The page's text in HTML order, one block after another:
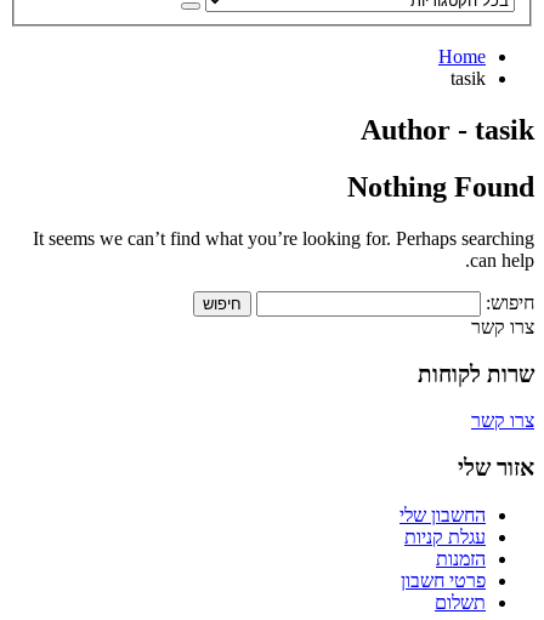
Home
tasik
Author - tasik
Nothing Found
It seems we can’t find what you’re looking for. Perhaps searching
can help.
חיפוש:
צרו קשר
שרות לקוחות
צרו קשר
אזור שלי
החשבון שלי
עגלת קניות
הזמנות
פרטי חשבון
תשלום